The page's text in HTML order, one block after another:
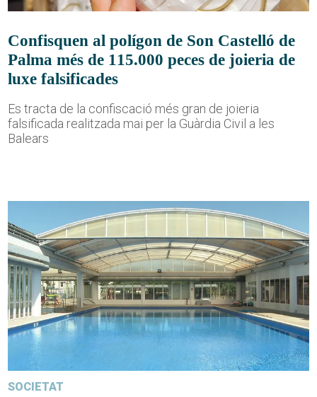
Confisquen al polígon de Son Castelló de
Palma més de 115.000 peces de joieria de
luxe falsificades
Es tracta de la confiscació més gran de joieria
falsificada realitzada mai per la Guàrdia Civil a les
Balears
SOCIETAT